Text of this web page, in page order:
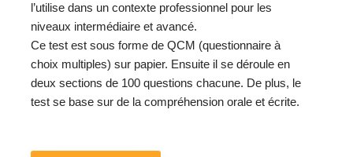
l’utilise dans un contexte professionnel pour les
niveaux intermédiaire et avancé.
Ce test est sous forme de QCM (questionnaire à
choix multiples) sur papier. Ensuite il se déroule en
deux sections de 100 questions chacune. De plus, le
test se base sur de la compréhension orale et écrite.